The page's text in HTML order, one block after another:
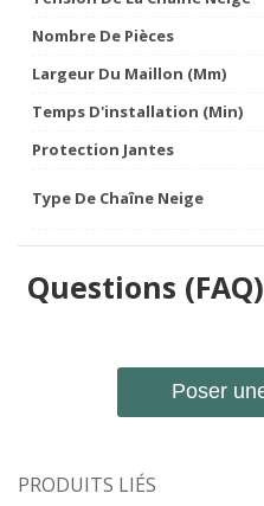
Nombre De Pièces
Largeur Du Maillon (mm)
Temps D'installation (min)
Protection Jantes
Type De Chaîne Neige
Questions (FAQ)
Poser
PRODUITS LIÉS